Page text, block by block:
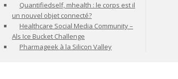
Quantifiedself, mhealth : le corps est il
un nouvel objet connecté?
Healthcare Social Media Community –
Als Ice Bucket Challenge
Pharmageek à la Silicon Valley